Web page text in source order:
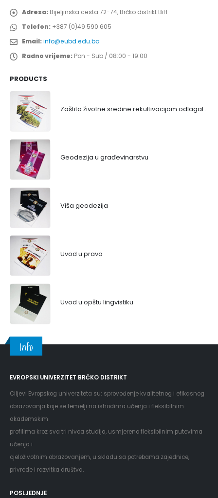
Adresa: Bijeljinska cesta 72-74, Brčko distrikt BiH
Telefon: +387 (0)49 590 605
Email:info@eubd.edu.ba
Radno vrijeme: Pon - Sub / 08:00 - 19:00
PRODUCTS
Zaštita životne sredine rekultivacijom odlagališta
Geodezija u građevinarstvu
Viša geodezija
Uvod u pravo
Uvod u opštu lingvistiku
Info
EVROPSKI UNIVERZITET BRČKO DISTRIKT
Ciljevi Evropskog univerziteta su: sprovođenje kvalitetnog i efikasnog
obrazovanja koje se temelji na ishodima učenja i fleksibilnim
akademskim
profilima kroz sva tri nivoa studija, usmjereno fleksibilnim putevima
učenja i
cjeloživotnim obrazovanjem, u skladu sa potrebama zajednice,
privrede i razvitka društva.
POSLJEDNJE